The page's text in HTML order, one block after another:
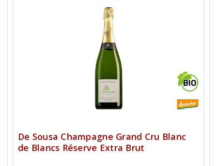
De Sousa Champagne Grand Cru Blanc
de Blancs Réserve Extra Brut